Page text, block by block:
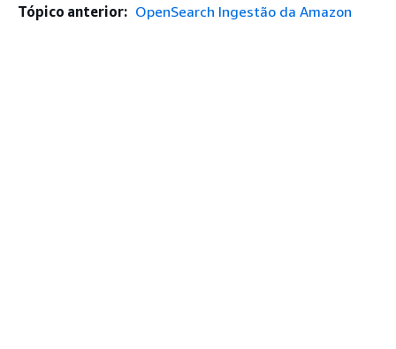
Tópico anterior: OpenSearch Ingestão da Amazon